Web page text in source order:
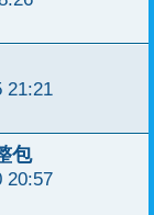
21:21
包
20:57